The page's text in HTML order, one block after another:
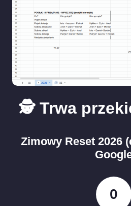
🕵️ Trwa
Zimowy Reset 2026
0